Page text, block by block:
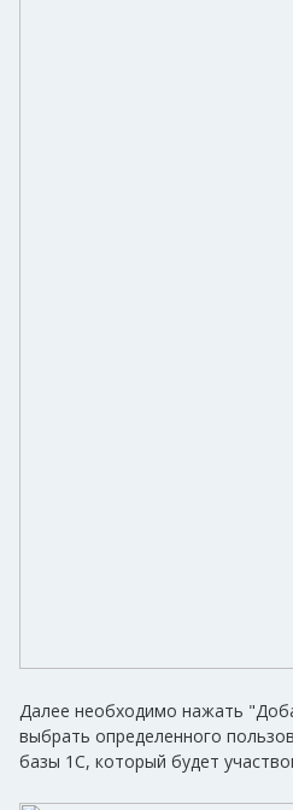
Далее необходимо нажать
выбрать определенного
базы 1С, который будет